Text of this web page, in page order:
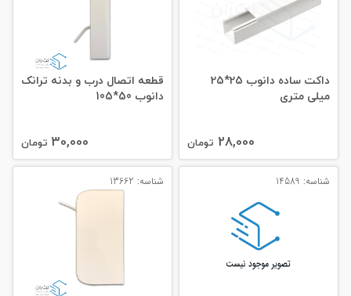
داکت ساده دانوب 25*25
میلی‌ متری
28,000 تومان
قطعه اتصال درب و بدنه ترانک
دانوب 50*105
30,000 تومان
شناسه: 14589 شناسه: 13662